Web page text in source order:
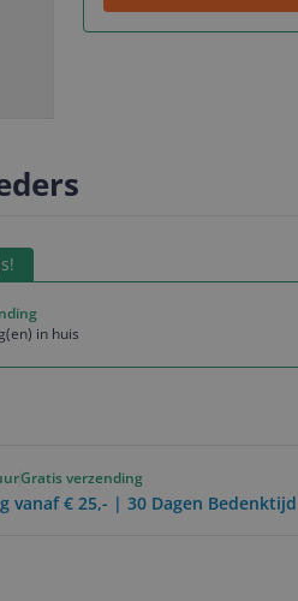
in huis
Gratis verzending
vanaf € 25,- | 30 Dagen Bedenktijd